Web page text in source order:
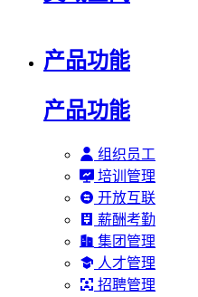
产品功能
产品功能
组织员工
培训管理
开放互联
薪酬考勤
集团管理
人才管理
招聘管理